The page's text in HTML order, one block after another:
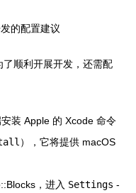
的配置建议
顺利开展开发，还需配
装 Apple 的 Xcode 命令
），它将提供 macOS
，进入 Settings -